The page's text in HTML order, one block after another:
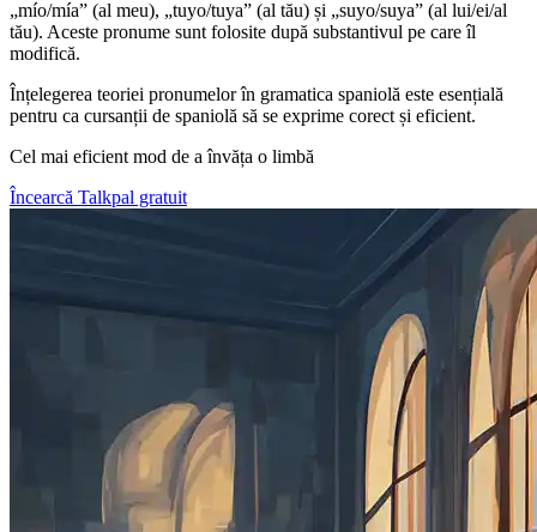
„mío/mía” (al meu), „tuyo/tuya” (al tău) și „suyo/suya” (al lui/ei/al
tău). Aceste pronume sunt folosite după substantivul pe care îl
modifică.
Înțelegerea teoriei pronumelor în gramatica spaniolă este esențială
pentru ca cursanții de spaniolă să se exprime corect și eficient.
Cel mai eficient mod de a învăța o limbă
Încearcă Talkpal gratuit